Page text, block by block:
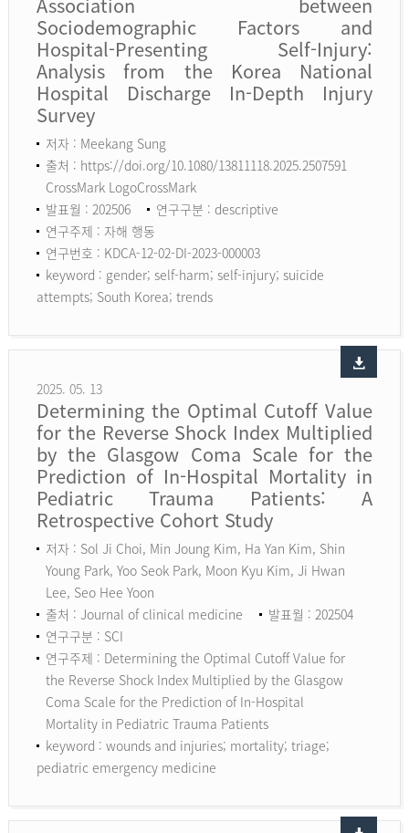
Sociodemographic Factors and
Hospital-Presenting Self-Injury:
Analysis from the Korea National
Hospital Discharge In-Depth Injury
Survey
저자 : Meekang Sung
출처 : https://doi.org/10.1080/13811118.2025.2507591
CrossMark LogoCrossMark
발표월 : 202506
연구구분 : descriptive
연구주제 : 자해 행동
연구번호 : KDCA-12-02-DI-2023-000003
keyword : gender; self-harm; self-injury; suicide
attempts; South Korea; trends
2025. 05. 13
Determining the Optimal Cutoff Value
for the Reverse Shock Index Multiplied
by the Glasgow Coma Scale for the
Prediction of In-Hospital Mortality in
Pediatric Trauma Patients: A
Retrospective Cohort Study
저자 : Sol Ji Choi, Min Joung Kim, Ha Yan Kim, Shin
Young Park, Yoo Seok Park, Moon Kyu Kim, Ji Hwan
Lee, Seo Hee Yoon
출처 : Journal of clinical medicine
발표월 : 202504
연구구분 : SCI
연구주제 : Determining the Optimal Cutoff Value for
the Reverse Shock Index Multiplied by the Glasgow
Coma Scale for the Prediction of In-Hospital
Mortality in Pediatric Trauma Patients
keyword : wounds and injuries; mortality; triage;
pediatric emergency medicine